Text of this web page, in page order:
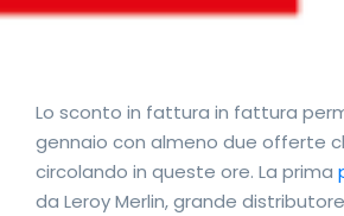
Lo sconto in fattura in fattura
gennaio con almeno due offerte
circolando in queste ore. La prima
da Leroy Merlin, grande